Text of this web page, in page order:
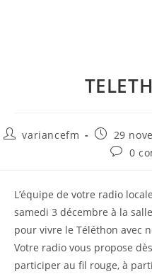
variancefm 29
0
L’équipe de votre radio
samedi 3 décembre à la
pour vivre le Téléthon avec
Votre radio vous propose
participer au fil rouge, à